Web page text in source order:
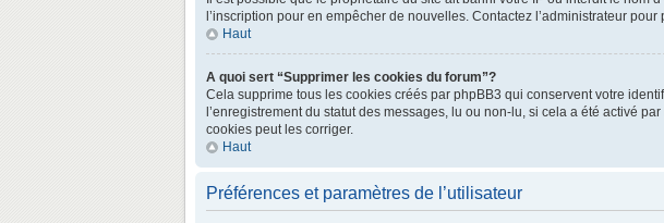
l’inscription pour en empêcher de nouvelles. Contactez l’administrateur
Haut
A quoi sert “Supprimer les cookies du forum”?
Cela supprime tous les cookies créés par phpBB3 qui conservent votre
l’enregistrement du statut des messages, lu ou non-lu, si cela a été activé
cookies peut les corriger.
Haut
Préférences et paramètres de l’utilisateur